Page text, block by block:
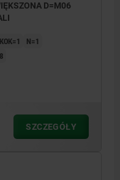
D=M06
N=1
SZCZEGÓŁY